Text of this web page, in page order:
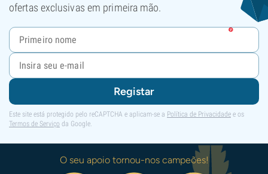
ofertas exclusivas em primeira mão.
Registar
Este site está protegido pelo reCAPTCHA e aplicam-se a Política de Privacidade e os
Termos de Serviço da Google.
O seu apoio tornou-nos campeões!